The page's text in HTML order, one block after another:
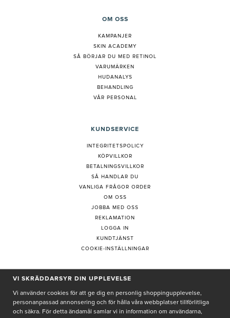
OM OSS
KAMPANJER
SKIN ACADEMY
SÅ BÖRJAR DU MED RETINOL
VARUMÄRKEN
HUDANALYS
BEHANDLING
VÅR PERSONAL
KUNDSERVICE
INTEGRITETSPOLICY
KÖPVILLKOR
BETALNINGSVILLKOR
SÅ HANDLAR DU
VANLIGA FRÅGOR ORDER
OM OSS
JOBBA MED OSS
REKLAMATION
LOGGA IN
KUNDTJÄNST
COOKIE-INSTÄLLNINGAR
PRENUMERERA PÅ NYHETSBREV
VI SKRÄDDARSYR DIN UPPLEVELSE
Vi använder cookies för att ge dig en personlig shoppingupplevelse,
personanpassad annonsering och för hålla våra webbplatser tillförlitliga
och säkra. För detta ändamål samlar vi in information om användarna,